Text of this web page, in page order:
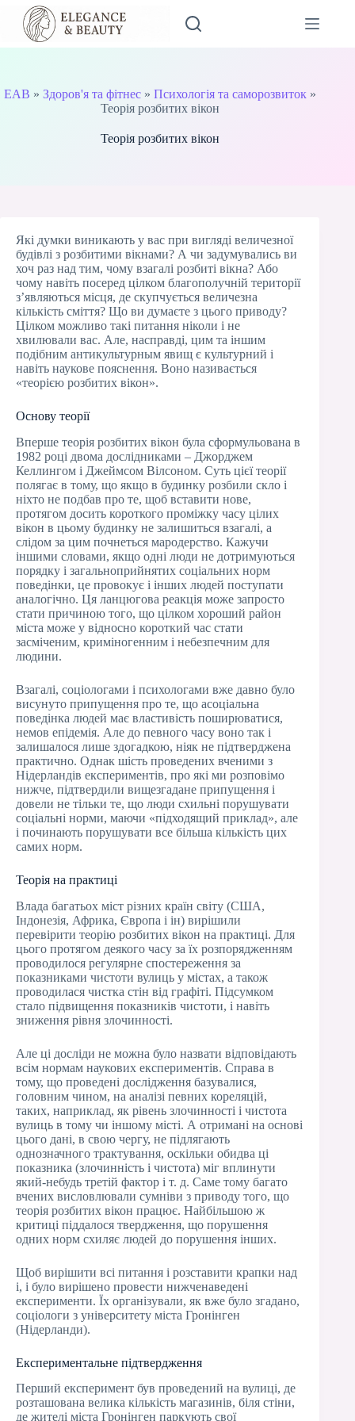
Перейти
вмісту
EAB » Здоров'я та фітнес» Психологія та саморозвиток»
Теорія розбитих вікон
Теорія розбитих вікон
Які думки виникають у вас при вигляді величезної
будівлі з розбитими вікнами? А чи задумувались ви
хоч раз над тим, чому взагалі розбиті вікна? Або
чому навіть посеред цілком благополучній території
з’являються місця, де скупчується величезна
кількість сміття? Що ви думаєте з цього приводу?
Цілком можливо такі питання ніколи і не
хвилювали вас. Але, насправді, цим та іншим
подібним антикультурным явищ є культурний і
навіть наукове пояснення. Воно називається
«теорією розбитих вікон».
Основу теорії
Вперше теорія розбитих вікон була сформульована в
1982 році двома дослідниками – Джорджем
Келлингом і Джеймсом Вілсоном. Суть цієї теорії
полягає в тому, що якщо в будинку розбили скло і
ніхто не подбав про те, щоб вставити нове,
протягом досить короткого проміжку часу цілих
вікон в цьому будинку не залишиться взагалі, а
слідом за цим почнеться мародерство. Кажучи
іншими словами, якщо одні люди не дотримуються
порядку і загальноприйнятих соціальних норм
поведінки, це провокує і інших людей поступати
аналогічно. Ця ланцюгова реакція може запросто
стати причиною того, що цілком хороший район
міста може у відносно короткий час стати
засміченим, криміногенним і небезпечним для
людини.
Взагалі, соціологами і психологами вже давно було
висунуто припущення про те, що асоціальна
поведінка людей має властивість поширюватися,
немов епідемія. Але до певного часу воно так і
залишалося лише здогадкою, ніяк не підтверджена
практично. Однак шість проведених вченими з
Нідерландів експериментів, про які ми розповімо
нижче, підтвердили вищезгадане припущення і
довели не тільки те, що люди схильні порушувати
соціальні норми, маючи «підходящий приклад», але
і починають порушувати все більша кількість цих
самих норм.
Теорія на практиці
Влада багатьох міст різних країн світу (США,
Індонезія, Африка, Європа і ін) вирішили
перевірити теорію розбитих вікон на практиці. Для
цього протягом деякого часу за їх розпорядженням
проводилося регулярне спостереження за
показниками чистоти вулиць у містах, а також
проводилася чистка стін від графіті. Підсумком
стало підвищення показників чистоти, і навіть
зниження рівня злочинності.
Але ці досліди не можна було назвати відповідають
всім нормам наукових експериментів. Справа в
тому, що проведені дослідження базувалися,
головним чином, на аналізі певних кореляцій,
таких, наприклад, як рівень злочинності і чистота
вулиць в тому чи іншому місті. А отримані на основі
цього дані, в свою чергу, не підлягають
однозначного трактування, оскільки обидва ці
показника (злочинність і чистота) міг вплинути
який-небудь третій фактор і т. д. Саме тому багато
вчених висловлювали сумніви з приводу того, що
теорія розбитих вікон працює. Найбільшою ж
критиці піддалося твердження, що порушення
одних норм схиляє людей до порушення інших.
Щоб вирішити всі питання і розставити крапки над
i, і було вирішено провести нижченаведені
експерименти. Їх організували, як вже було згадано,
соціологи з університету міста Гронінген
(Нідерланди).
Експериментальне підтвердження
Перший експеримент був проведений на вулиці, де
розташована велика кількість магазинів, біля стіни,
де жителі міста Гронінген паркують свої